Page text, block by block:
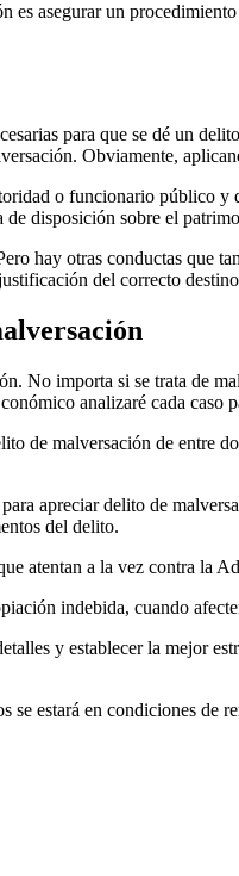
es asegurar un
para que se dé un
Obviamente,
o funcionario público
disposición sobre el
hay otras conductas que
del correcto
No importa si se trata de
analizaré cada caso
de malversación de entre
apreciar delito de
del delito.
atentan a la vez contra la
indebida, cuando
y establecer la mejor
se estará en condiciones